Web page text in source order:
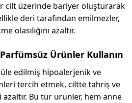
cilt üzerinde bariyer oluşturarak
deri tarafından emilmezler,
olasılığını azaltır.
Ürünler Kullanın
edilmiş hipoalerjenik ve
tercih etmek, ciltte tahriş ve
Bu tür ürünler, hem anne